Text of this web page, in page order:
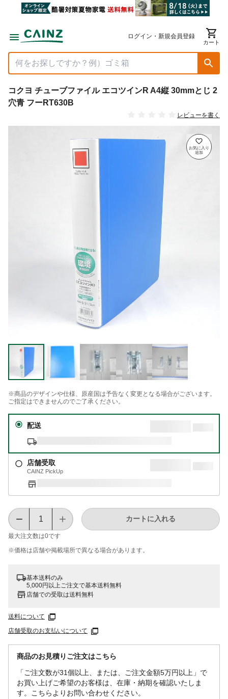
ログイン・新規会員登録
カート
コクヨ チューブファイル エコツインR A4縦 30mmとじ 2
穴青 フーRT630B
レビューを書く
※商品のデザインや仕様、原産国は予告なく変更となる場合がございます。
ご指定はできませんのでご了承ください。
配送
店舗受取
CAINZ PickUp
最大注文数は0です
カートに入れる
※価格は​店舗や​掲載場所で​異なる​場合が​あります。
基本送料のみ
5,000円以上ご注文で基本送料無料
店舗での受取は送料無料
送料について
店舗受取のお支払いについて
商品のお見積りご注文はこちら
「ご注文数が31個以上、または、ご注文金額5万円以上」で
お買い上げご希望のお客様は、在庫・納期を確認いたしま
す。こちらよりお問い合わせください。